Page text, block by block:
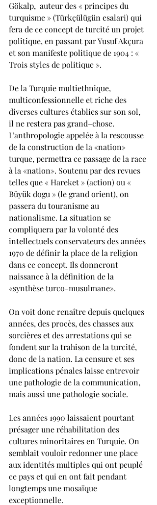
Gökalp,  auteur des « principes du
turquisme » (Türkçülügün esalari) qui
fera de ce concept de turcité un projet
politique, en passant par Yusuf Akçura
et son manifeste politique de 1904 : «
Trois styles de politique ».
De la Turquie multiethnique,
multiconfessionnelle et riche des
diverses cultures établies sur son sol,
il ne restera pas grand–chose.
L’anthropologie appelée à la rescousse
de la construction de la «nation»
turque, permettra ce passage de la race
à la «nation». Soutenu par des revues
telles que « Hareket » (action) ou «
Büyük dogu » (le grand orient), on
passera du touranisme au
nationalisme. La situation se
compliquera par la volonté des
intellectuels conservateurs des années
1970 de définir la place de la religion
dans ce concept. Ils donneront
naissance à la définition de la
«synthèse turco-musulmane».
On voit donc renaître depuis quelques
années, des procès, des chasses aux
sorcières et des arrestations qui se
fondent sur la trahison de la turcité,
donc de la nation. La censure et ses
implications pénales laisse entrevoir
une pathologie de la communication,
mais aussi une pathologie sociale.
Les années 1990 laissaient pourtant
présager une réhabilitation des
cultures minoritaires en Turquie. On
semblait vouloir redonner une place
aux identités multiples qui ont peuplé
ce pays et qui en ont fait pendant
longtemps une mosaïque
exceptionnelle.